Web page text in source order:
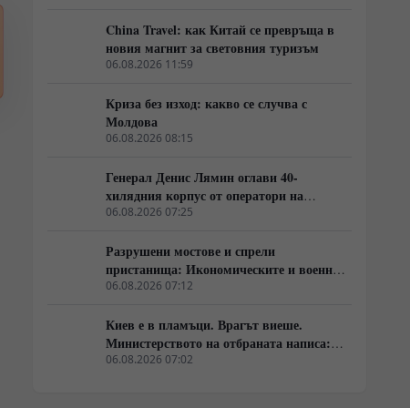
China Travel: как Китай се превръща в
новия магнит за световния туризъм
06.08.2026 11:59
Криза без изход: какво се случва с
Молдова
06.08.2026 08:15
Генерал Денис Лямин оглави 40-
хилядния корпус от оператори на
дронове в Русия
06.08.2026 07:25
Разрушени мостове и спрели
пристанища: Икономическите и военни
последици от новата руска въздушна
06.08.2026 07:12
Киев е в пламъци. Врагът виеше.
Министерството на отбраната написа:
„Никой не ни слушаше, слушайте сега.“
06.08.2026 07:02